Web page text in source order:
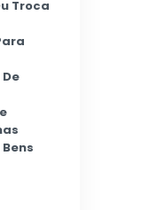
Troca